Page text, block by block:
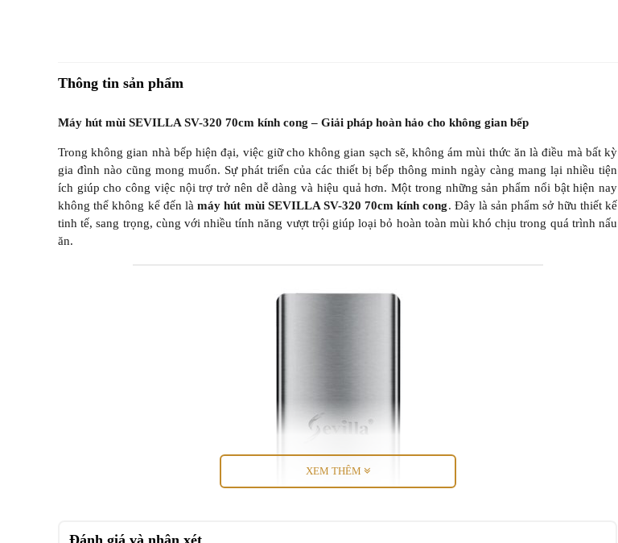
Thông tin sản phẩm
Máy hút mùi SEVILLA SV-320 70cm kính cong – Giải pháp hoàn hảo cho không gian bếp
Trong không gian nhà bếp hiện đại, việc giữ cho không gian sạch sẽ, không ám mùi thức ăn là điều mà bất kỳ
gia đình nào cũng mong muốn. Sự phát triển của các thiết bị bếp thông minh ngày càng mang lại nhiều tiện
ích giúp cho công việc nội trợ trở nên dễ dàng và hiệu quả hơn. Một trong những sản phẩm nổi bật hiện nay
không thể không kể đến làmáy hút mùi SEVILLA SV-320 70cm kính cong. Đây là sản phẩm sở hữu thiết kế
tinh tế, sang trọng, cùng với nhiều tính năng vượt trội giúp loại bỏ hoàn toàn mùi khó chịu trong quá trình nấu
ăn.
XEM THÊM
Đánh giá và nhận xét